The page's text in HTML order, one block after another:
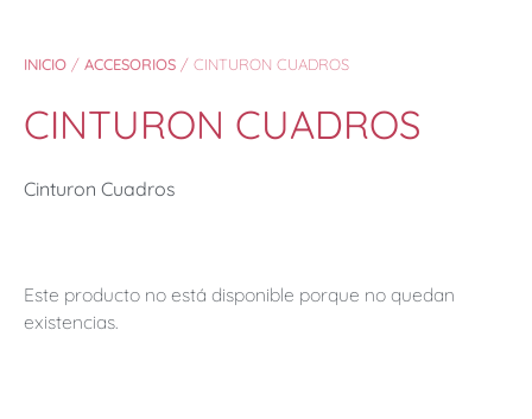
INICIO / ACCESORIOS / CINTURON CUADROS
CINTURON CUADROS
Cinturon Cuadros
Este producto no está disponible porque no quedan
existencias.